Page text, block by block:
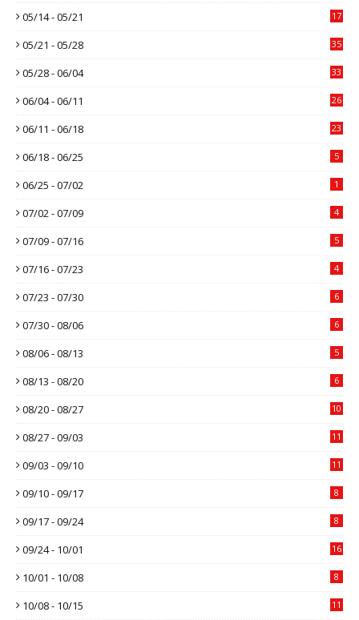
05/14 - 05/21 17
05/21 - 05/28 35
05/28 - 06/04 33
06/04 - 06/11 26
06/11 - 06/18 23
06/18 - 06/25 5
06/25 - 07/02 1
07/02 - 07/09 4
07/09 - 07/16 5
07/16 - 07/23 4
07/23 - 07/30 6
07/30 - 08/06 6
08/06 - 08/13 5
08/13 - 08/20 6
08/20 - 08/27 10
08/27 - 09/03 11
09/03 - 09/10 11
09/10 - 09/17 8
09/17 - 09/24 8
09/24 - 10/01 16
10/01 - 10/08 8
10/08 - 10/15 11